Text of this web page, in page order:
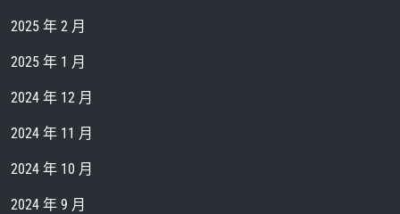
2025 年 2 月
2025 年 1 月
2024 年 12 月
2024 年 11 月
2024 年 10 月
2024 年 9 月